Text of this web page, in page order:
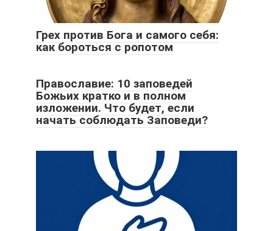
Грех против Бога и самого себя:
как бороться с ропотом
Православие: 10 заповедей
Божьих кратко и в полном
изложении. Что будет, если
начать соблюдать Заповеди?